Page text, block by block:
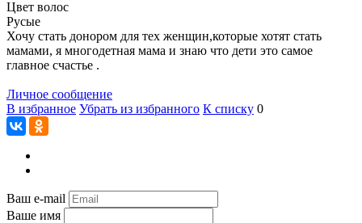
Цвет волос
Русые
Хочу стать донором для тех женщин,которые хотят стать
мамами, я многодетная мама и знаю что дети это самое
главное счастье .
Личное сообщение
В избранное Убрать из избранного К списку 0
Ваш e-mail
Ваше имя